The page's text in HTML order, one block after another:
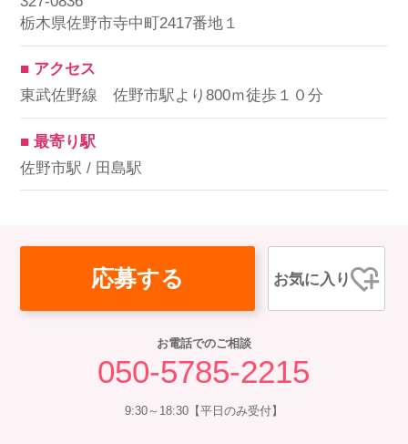
栃木県佐野市寺中町2417番地１
■ アクセス
東武佐野線 佐野市駅より800ｍ徒歩１０分
■ 最寄り駅
佐野市駅 / 田島駅
応募する お気に入り
お電話でのご相談
050-5785-2215
9:30～18:30【平日のみ受付】